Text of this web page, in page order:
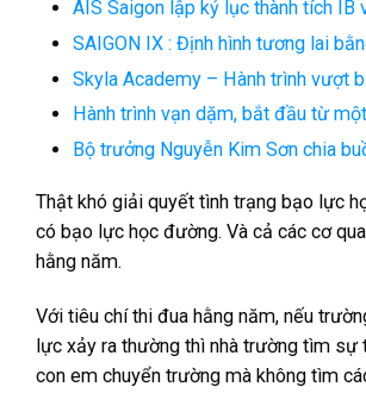
AIS Saigon lập kỷ lục thành tích
SAIGON IX : Định hình tương lai
Skyla Academy – Hành trình vượt
Hành trình vạn dặm, bắt đầu từ
Bộ trưởng Nguyễn Kim Sơn chia
Thật khó giải quyết tình trạng bạo lực
có bạo lực học đường. Và cả các cơ
hằng năm.
Với tiêu chí thi đua hằng năm, nếu
lực xảy ra thường thì nhà trường tìm sự
con em chuyển trường mà không tìm